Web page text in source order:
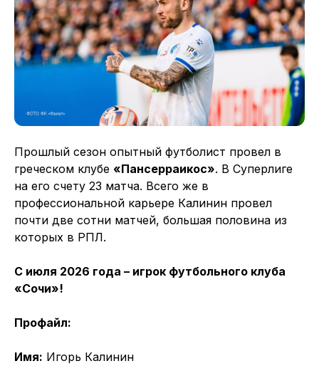
Прошлый сезон опытный футболист провел в
греческом клубе «Пансерраикос». В Суперлиге
на его счету 23 матча. Всего же в
профессиональной карьере Калинин провел
почти две сотни матчей, большая половина из
которых в РПЛ.
С июля 2026 года – игрок футбольного клуба
«Сочи»!
Профайл:
Имя: Игорь Калинин